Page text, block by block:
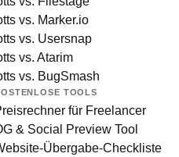
vs. Marker.io
vs. Usersnap
vs. Atarim
vs. BugSmash
TOOLS
für Freelancer
& Social Preview Tool
Übergabe-Checkliste